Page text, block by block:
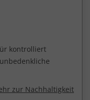
kontrolliert
zur Nachhaltigkeit